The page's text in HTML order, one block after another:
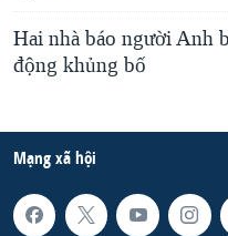
Hai nhà báo người Anh
động khủng bố
Mạng xã hội